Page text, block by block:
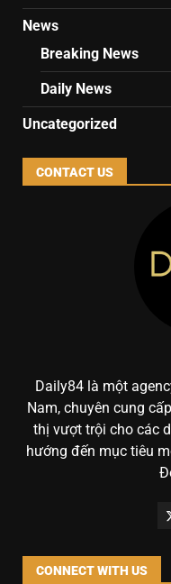
News
Breaking News
Daily News
Uncategorized
CONTACT US
Daily84 là một
Nam, chuyên cung
thị vượt trội cho các
hướng đến mục tiêu
CONNECT WITH US